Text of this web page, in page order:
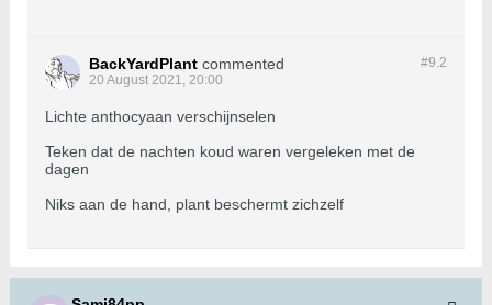
#9.2
BackYardPlant commented
20 August 2021, 20:00
Lichte anthocyaan verschijnselen
Teken dat de nachten koud waren vergeleken met de
dagen
Niks aan de hand, plant beschermt zichzelf